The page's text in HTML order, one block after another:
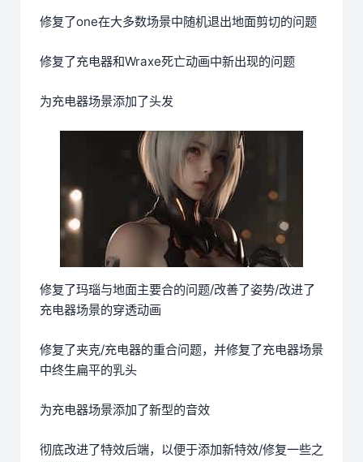
修复了one在大多数场景中随机退出地面剪切的问题
修复了充电器和Wraxe死亡动画中新出现的问题
为充电器场景添加了头发
修复了玛瑙与地面主要合的问题/改善了姿势/改进了
充电器场景的穿透动画
修复了夹克/充电器的重合问题，并修复了充电器场景
中终生扁平的乳头
为充电器场景添加了新型的音效
彻底改进了特效后端，以便于添加新特效/修复一些之